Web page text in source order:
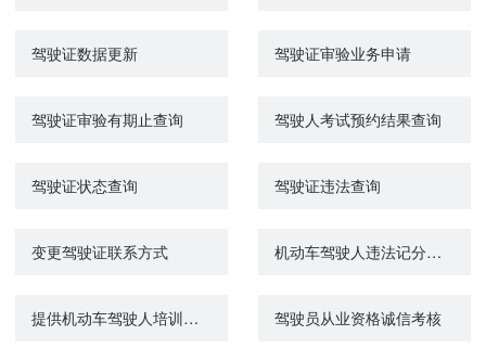
驾驶证数据更新 驾驶证审验业务申请
驾驶证审验有期止查询 驾驶人考试预约结果查询
驾驶证状态查询 驾驶证违法查询
变更驾驶证联系方式 机动车驾驶人违法记分满分教育和审验教育
提供机动车驾驶人培训行业信息服务 驾驶员从业资格诚信考核